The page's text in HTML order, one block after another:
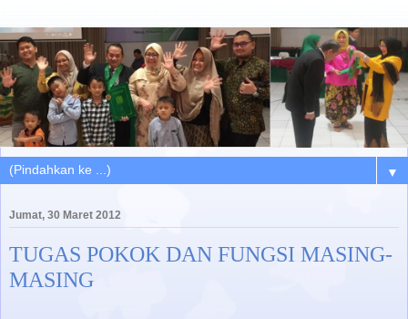
▼
Jumat, 30 Maret 2012
TUGAS POKOK DAN FUNGSI MASING-
MASING